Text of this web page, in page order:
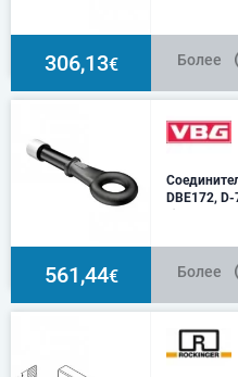
Ø76,
306,13€ Более
Ø
561,44€ Более